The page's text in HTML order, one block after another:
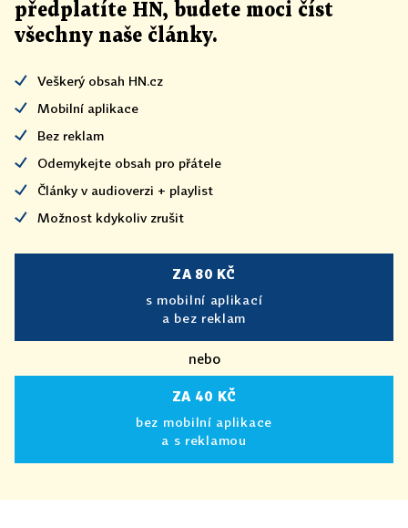
předplatíte HN, budete moci číst
všechny naše články.
Veškerý obsah HN.cz
Mobilní aplikace
Bez reklam
Odemykejte obsah pro přátele
Články v audioverzi + playlist
Možnost kdykoliv zrušit
ZA 80 KČ
s mobilní aplikací
a bez reklam
nebo
ZA 40 KČ
bez mobilní aplikace
a s reklamou